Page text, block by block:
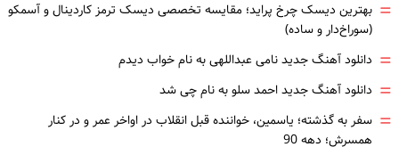
= بهترین دیسک چرخ پراید؛ مقایسه تخصصی دیسک ترمز کاردینال و آسمکو
(سوراخ‌دار و ساده)
= دانلود آهنگ جدید نامی عبداللهی به نام خواب دیدم
= دانلود آهنگ جدید احمد سلو به نام چی شد
= سفر به گذشته؛ یاسمین، خواننده قبل انقلاب در اواخر عمر و در کنار
همسرش؛ دهه 90